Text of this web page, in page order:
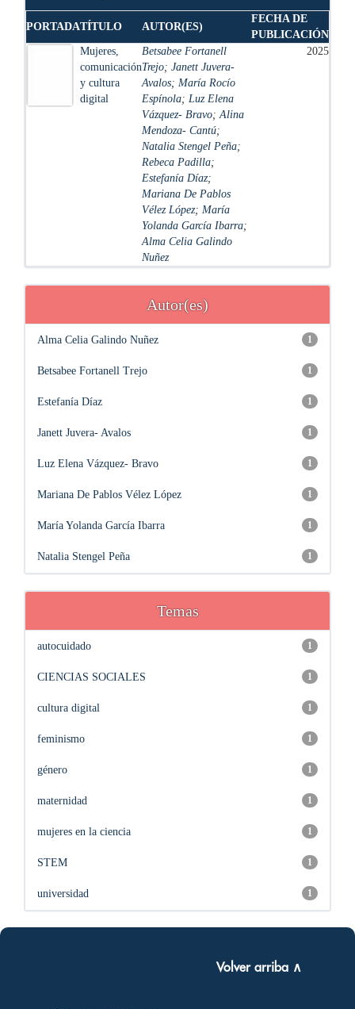
PORTADATÍTULO AUTOR(ES)
FECHA DE
PUBLICACIÓN
Mujeres,
comunicación
y cultura
digital
Betsabee Fortanell
Trejo; Janett Juvera-
Avalos; María Rocío
Espínola; Luz Elena
Vázquez- Bravo;Alina
Mendoza- Cantú;
Natalia Stengel Peña;
Rebeca Padilla;
Estefanía Díaz;
Mariana De Pablos
Vélez López; María
Yolanda García Ibarra;
Alma Celia Galindo
Nuñez
2025
Autor(es)
1
Alma Celia Galindo Nuñez
1
Betsabee Fortanell Trejo
1
Estefanía Díaz
1
Janett Juvera- Avalos
1
Luz Elena Vázquez- Bravo
1
Mariana De Pablos Vélez López
1
María Yolanda García Ibarra
1
Natalia Stengel Peña
Temas
1
autocuidado
1
CIENCIAS SOCIALES
1
cultura digital
1
feminismo
1
género
1
maternidad
1
mujeres en la ciencia
1
STEM
1
universidad
Volver arriba ∧